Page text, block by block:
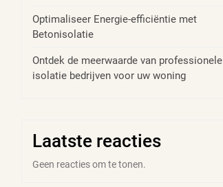
Optimaliseer Energie-efficiëntie met
Betonisolatie
Ontdek de meerwaarde van professionele
isolatie bedrijven voor uw woning
Laatste reacties
Geen reacties om te tonen.